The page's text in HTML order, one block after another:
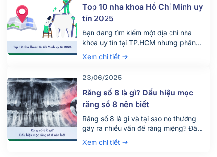
Top 10 nha khoa Hồ Chí Minh uy
tín 2025
Bạn đang tìm kiếm một địa chỉ nha
khoa uy tín tại TP.HCM nhưng phân
vân giữa hàng trăm phòng khám lớn
nhỏ? Việc lựa chọn đúng nha khoa
còn đảm bảo an toàn, tiết kiệm thời
gian và chi phí. Đừng chỉ dựa vào vị trí
[…]
Xem chi tiết
23/06/2025
Răng số 8 là gì? Dấu hiệu mọc
răng số 8 nên biết
Răng số 8 là gì và tại sao nó thường
gây ra nhiều vấn đề răng miệng? Đây
là câu hỏi được rất nhiều người quan
tâm, đặc biệt là những ai đang bước
Xem chi tiết